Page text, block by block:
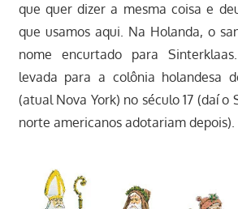
que quer dizer a mesma coisa e
que usamos aqui. Na Holanda, o
nome encurtado para
levada para a colônia holandesa
(atual Nova York) no século 17 (daí o
norte americanos adotariam depois).